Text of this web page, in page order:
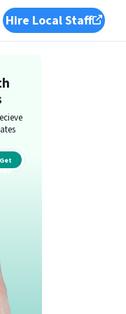
Hire Local Staff
Get